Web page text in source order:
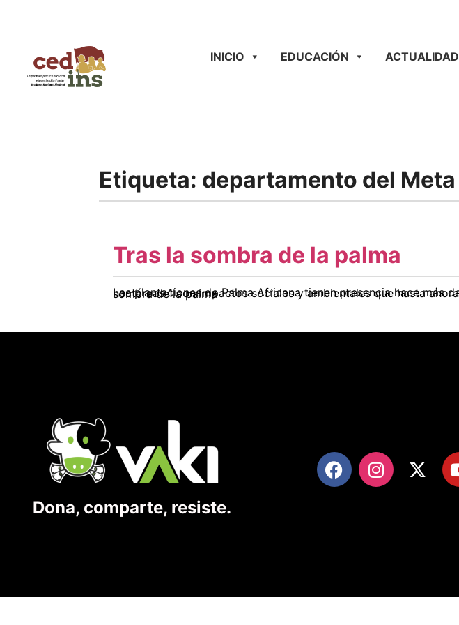
INICIO EDUCACIÓN ACTUALIDAD
Etiqueta: departamento del Meta
Tras la sombra de la palma
Las plantaciones de Palma Africana tienen presencia hace más de 20 años en el Departamento del Meta, hoy ocupan 168 mil hectáreas 1 con impactos sociales y ambientales que hasta ahora no despiertan el interés de las autoridades. Descargar: Tras la sombra de la palma
Dona, comparte, resiste.